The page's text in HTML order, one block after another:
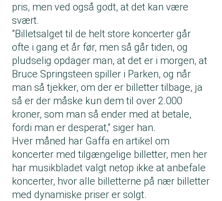
pris, men ved også godt, at det kan være
svært.
”Billetsalget til de helt store koncerter går
ofte i gang et år før, men så går tiden, og
pludselig opdager man, at det er i morgen, at
Bruce Springsteen spiller i Parken, og når
man så tjekker, om der er billetter tilbage, ja
så er der måske kun dem til over 2.000
kroner, som man så ender med at betale,
fordi man er desperat,” siger han.
Hver måned har Gaffa en artikel om
koncerter med tilgængelige billetter, men her
har musikbladet valgt netop ikke at anbefale
koncerter, hvor alle billetterne på nær billetter
med dynamiske priser er solgt.